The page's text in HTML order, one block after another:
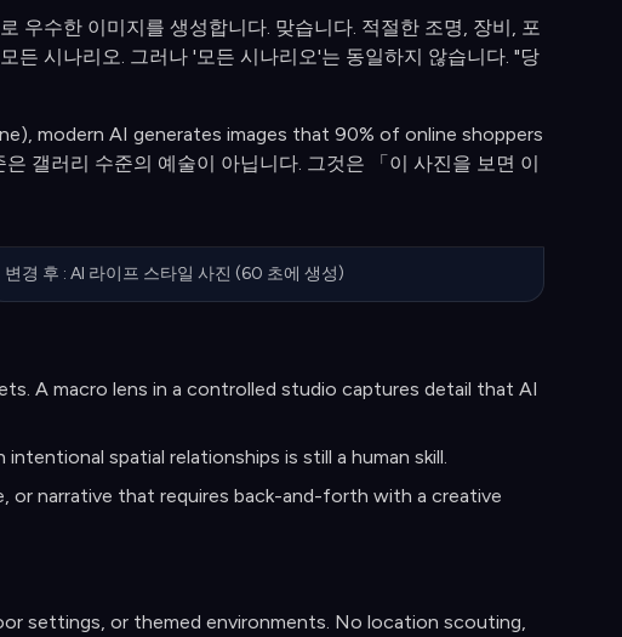
우수한 이미지를 생성합니다. 맞습니다. 적절한 조명, 장비, 포
든 시나리오. 그러나 '모든 시나리오'는 동일하지 않습니다. "당
modern AI generates images that 90% of online shoppers
갤러리 수준의 예술이 아닙니다. 그것은 「이 사진을 보면 이
변경 후 : AI 라이프 스타일 사진 (60 초에 생성)
A macro lens in a controlled studio captures detail that AI
spatial relationships is still a human skill.
or narrative that requires back-and-forth with a creative
settings, or themed environments. No location scouting,